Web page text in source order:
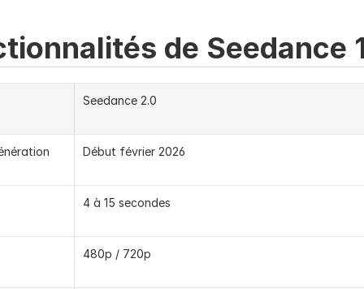
de Seedance
Seedance 2.0
Début février 2026
4 à 15 secondes
480p / 720p